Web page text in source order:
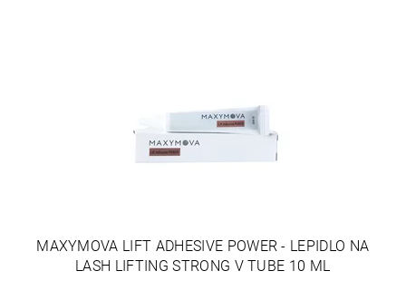
MAXYMOVA LIFT ADHESIVE POWER - LEPIDLO NA
LASH LIFTING STRONG V TUBE 10 ML